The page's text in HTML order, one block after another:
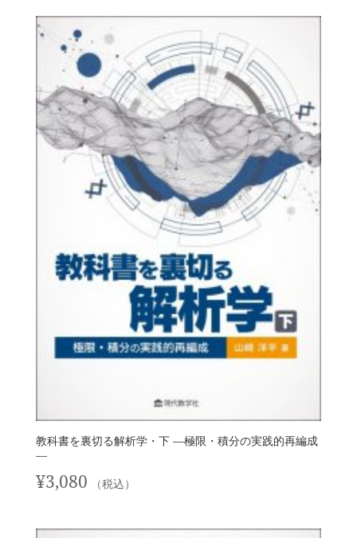
教科書を裏切る解析学・下 —極限・積分の実践的再編成
—
¥3,080 （税込）